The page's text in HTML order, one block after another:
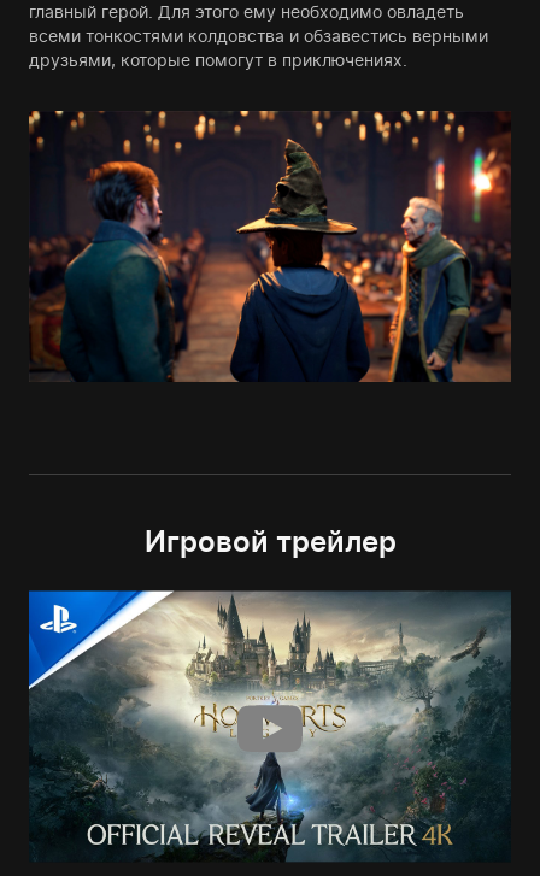
главный герой. Для этого ему необходимо овладеть
всеми тонкостями колдовства и обзавестись верными
друзьями, которые помогут в приключениях.
Игровой трейлер